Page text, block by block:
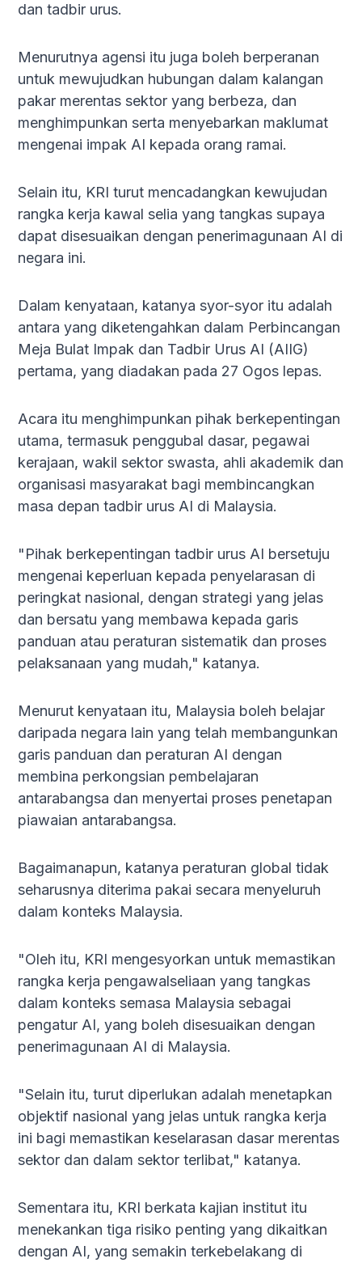
dan tadbir urus.
Menurutnya agensi itu juga boleh berperanan
untuk mewujudkan hubungan dalam kalangan
pakar merentas sektor yang berbeza, dan
menghimpunkan serta menyebarkan maklumat
mengenai impak AI kepada orang ramai.
Selain itu, KRI turut mencadangkan kewujudan
rangka kerja kawal selia yang tangkas supaya
dapat disesuaikan dengan penerimagunaan AI di
negara ini.
Dalam kenyataan, katanya syor-syor itu adalah
antara yang diketengahkan dalam Perbincangan
Meja Bulat Impak dan Tadbir Urus AI (AIIG)
pertama, yang diadakan pada 27 Ogos lepas.
Acara itu menghimpunkan pihak berkepentingan
utama, termasuk penggubal dasar, pegawai
kerajaan, wakil sektor swasta, ahli akademik dan
organisasi masyarakat bagi membincangkan
masa depan tadbir urus AI di Malaysia.
"Pihak berkepentingan tadbir urus AI bersetuju
mengenai keperluan kepada penyelarasan di
peringkat nasional, dengan strategi yang jelas
dan bersatu yang membawa kepada garis
panduan atau peraturan sistematik dan proses
pelaksanaan yang mudah," katanya.
Menurut kenyataan itu, Malaysia boleh belajar
daripada negara lain yang telah membangunkan
garis panduan dan peraturan AI dengan
membina perkongsian pembelajaran
antarabangsa dan menyertai proses penetapan
piawaian antarabangsa.
Bagaimanapun, katanya peraturan global tidak
seharusnya diterima pakai secara menyeluruh
dalam konteks Malaysia.
"Oleh itu, KRI mengesyorkan untuk memastikan
rangka kerja pengawalseliaan yang tangkas
dalam konteks semasa Malaysia sebagai
pengatur AI, yang boleh disesuaikan dengan
penerimagunaan AI di Malaysia.
"Selain itu, turut diperlukan adalah menetapkan
objektif nasional yang jelas untuk rangka kerja
ini bagi memastikan keselarasan dasar merentas
sektor dan dalam sektor terlibat," katanya.
Sementara itu, KRI berkata kajian institut itu
menekankan tiga risiko penting yang dikaitkan
dengan AI, yang semakin terkebelakang di